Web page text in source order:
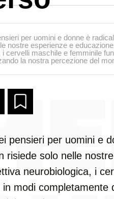
per uomini e donne è
nostre esperienze e
i cervelli maschile e femminile
la nostra percezione del
pensieri per uomini e
risiede solo nelle
neurobiologica, i
in modi completamente